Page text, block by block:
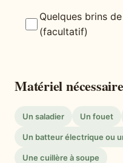
Quelques brins
(facultatif)
Matériel nécessaire
Un saladier Un fouet
Un batteur électrique ou
Une cuillère à soupe